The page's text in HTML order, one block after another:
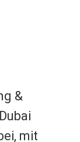
&
mit